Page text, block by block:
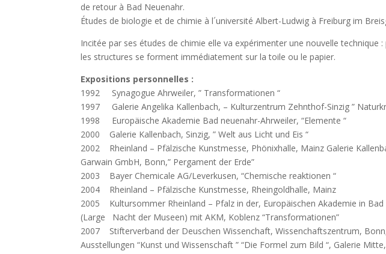
de retour à Bad Neuenahr.
Études de biologie et de chimie à l´université Albert-Ludwig à Freiburg im
Incitée par ses études de chimie elle va expérimenter une nouvelle technique
les structures se forment immédiatement sur la toile ou le papier.
Expositions personnelles :
1992 Synagogue Ahrweiler, ” Transformationen “
1997 Galerie Angelika Kallenbach, – Kulturzentrum Zehnthof-Sinzig ”
1998 Europäische Akademie Bad neuenahr-Ahrweiler, “Elemente “
2000 Galerie Kallenbach, Sinzig, ” Welt aus Licht und Eis “
2002 Rheinland – Pfälzische Kunstmesse, Phönixhalle, Mainz Galerie
Garwain GmbH, Bonn,” Pergament der Erde”
2003 Bayer Chemicale AG/Leverkusen, “Chemische reaktionen “
2004 Rheinland – Pfälzische Kunstmesse, Rheingoldhalle, Mainz
2005 Kultursommer Rheinland – Pfalz in der, Europäischen Akademie in
(Large Nacht der Museen) mit AKM, Koblenz “Transformationen”
2007 Stifterverband der Deuschen Wissenchaft, Wissenchaftszentrum,
Ausstellungen “Kunst und Wissenschaft ” “Die Formel zum Bild “, Galerie